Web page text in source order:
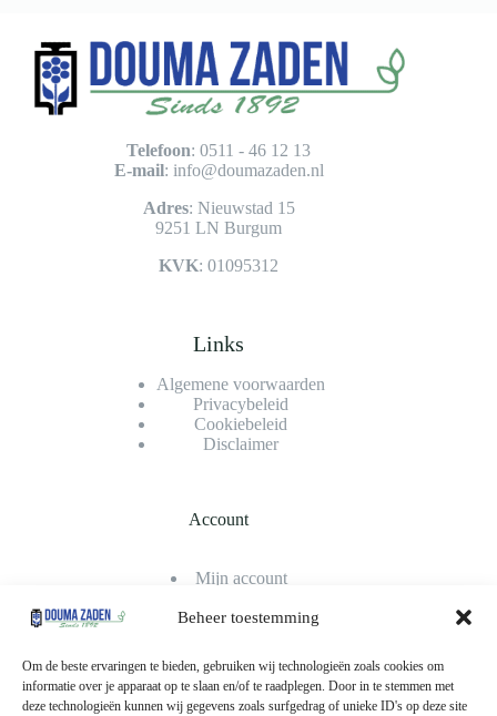
Beheer toestemming
Om de beste ervaringen te bieden, gebruiken wij technologieën zoals cookies om
informatie over je apparaat op te slaan en/of te raadplegen. Door in te stemmen met
deze technologieën kunnen wij gegevens zoals surfgedrag of unieke ID's op deze site
Telefoon: 0511 - 46 12 13
E-mail: info@doumazaden.nl
Adres: Nieuwstad 15
9251 LN Burgum
KVK: 01095312
Links
Algemene voorwaarden
Privacybeleid
Cookiebeleid
Disclaimer
Account
Mijn account
Winkelwagen
Klantenservice